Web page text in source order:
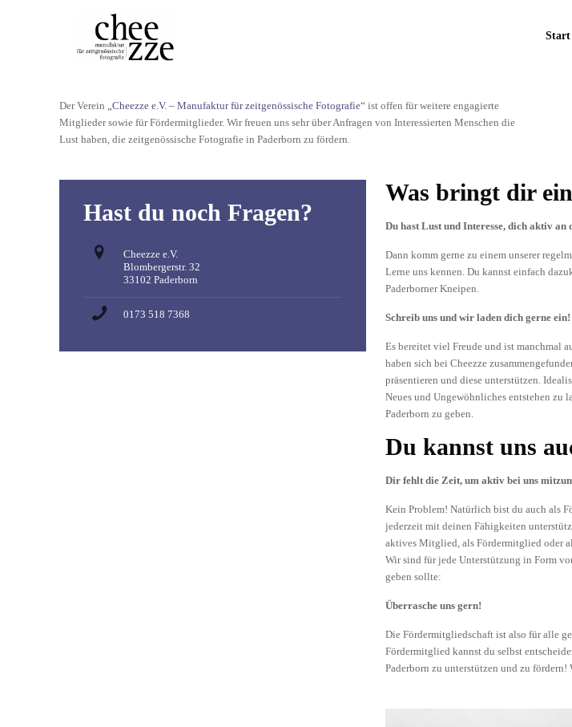
Start
Der Verein „Cheezze e.V. – Manufaktur für zeitgenössische Fotografie“ ist offen für weitere engagierte
Mitglieder sowie für Fördermitglieder. Wir freuen uns sehr über Anfragen von Interessierten Menschen die
Lust haben, die zeitgenössische Fotografie in Paderborn zu fördern.
Hast du noch Fragen?
Cheezze e.V.
Blombergerstr. 32
33102 Paderborn
0173 518 7368
Was bringt dir
Du hast Lust und Interesse, dich aktiv an
Dann komm gerne zu einem unserer
Lerne uns kennen. Du kannst einfach
Paderborner Kneipen.
Schreib uns und wir laden dich gerne ein!
Es bereitet viel Freude und ist manchmal
haben sich bei Cheezze
präsentieren und diese unterstützen.
Neues und Ungewöhnliches entstehen zu
Paderborn zu geben.
Du kannst uns
Dir fehlt die Zeit, um aktiv bei uns
Kein Problem! Natürlich bist du auch als
jederzeit mit deinen Fähigkeiten
aktives Mitglied, als Fördermitglied oder
Wir sind für jede Unterstützung in Form
geben sollte:
Überrasche uns gern!
Die Fördermitgliedschaft ist also für alle
Fördermitglied kannst du selbst
Paderborn zu unterstützen und zu fördern!